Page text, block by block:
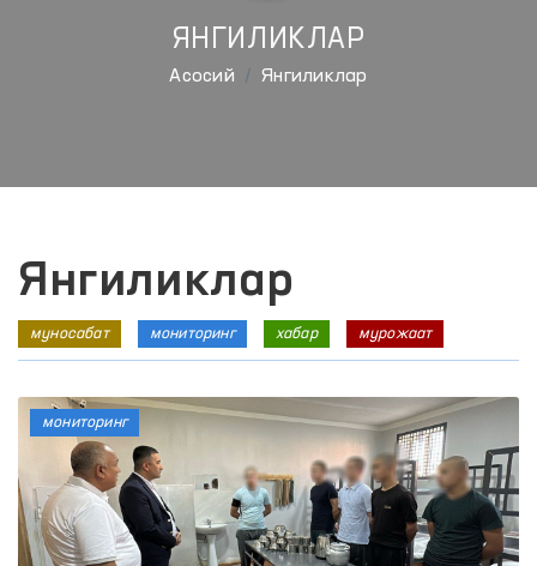
ЯНГИЛИКЛАР
Aсосий Янгиликлар
Янгиликлар
муносабат мониторинг хабар мурожаат
мониторинг